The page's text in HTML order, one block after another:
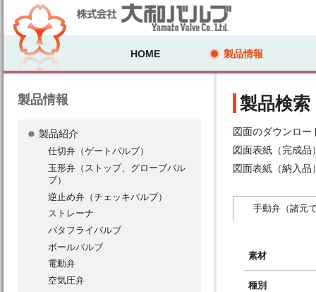
HOME 製品情報
製品検索
図面のダウンロー
図面表紙（完成品
図面表紙（納入品
手動弁（諸元
素材
種別
製品情報
製品紹介
仕切弁（ゲートバルブ）
玉形弁（ストップ、グローブバル
ブ）
逆止め弁（チェッキバルブ）
ストレーナ
バタフライバルブ
ボールバルブ
電動弁
空気圧弁